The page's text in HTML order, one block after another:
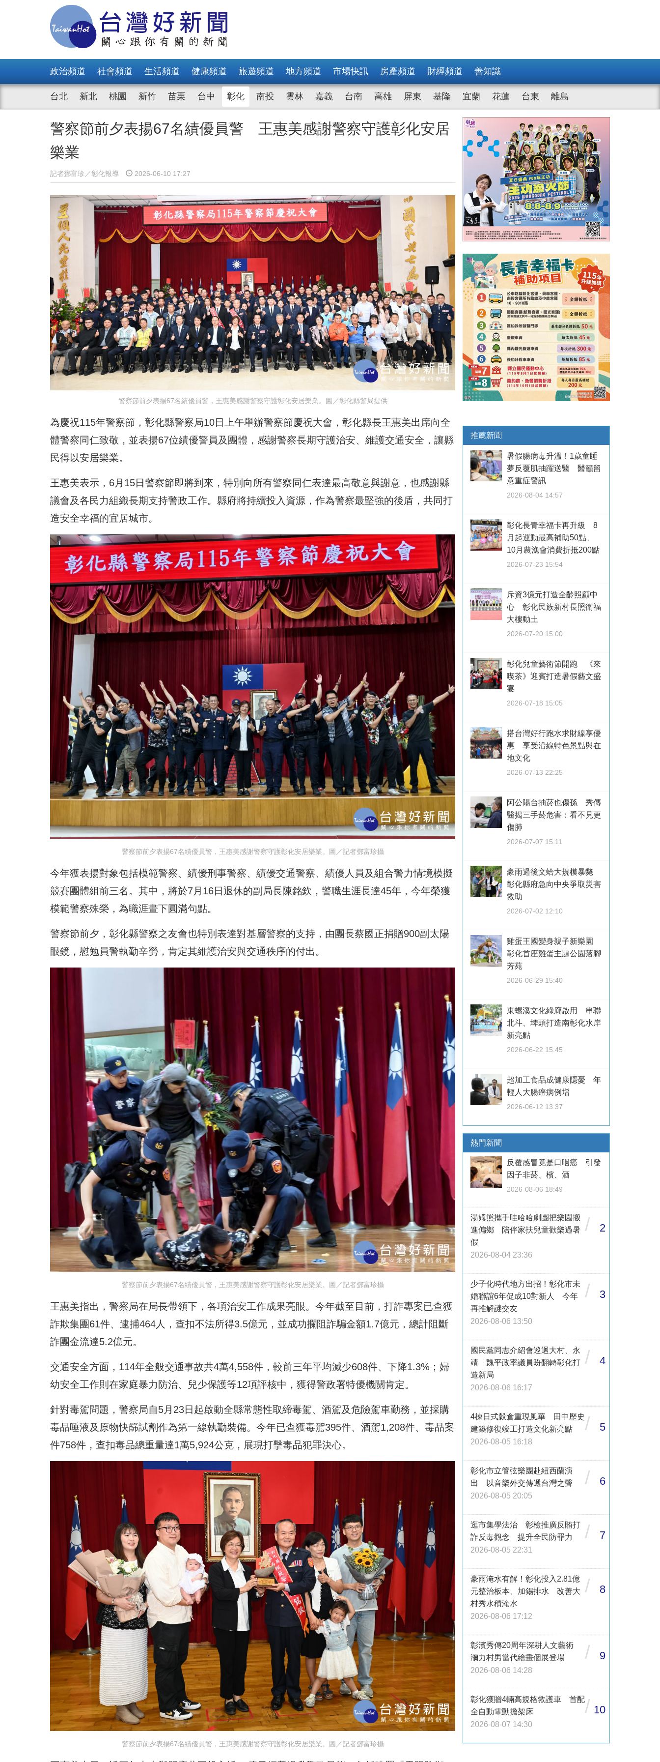
政治頻道 社會頻道 生活頻道 健康頻道 旅遊頻道 地方頻道 市場快訊 房產頻道 財經頻道 善知識
台北 新北 桃園 新竹 苗栗 台中 彰化 南投 雲林 嘉義 台南 高雄 屏東 基隆 宜蘭 花蓮 台東 離島
警察節前夕表揚67名績優員警 王惠美感謝警察守護彰化安居
樂業
記者鄧富珍／彰化報導 2026-06-10 17:27
警察節前夕表揚67名績優員警，王惠美感謝警察守護彰化安居樂業。圖／彰化縣警局提供
為慶祝115年警察節，彰化縣警察局10日上午舉辦警察節慶祝大會，彰化縣長王惠美出席向全
體警察同仁致敬，並表揚67位績優警員及團體，感謝警察長期守護治安、維護交通安全，讓縣
民得以安居樂業。
王惠美表示，6月15日警察節即將到來，特別向所有警察同仁表達最高敬意與謝意，也感謝縣
議會及各民力組織長期支持警政工作。縣府將持續投入資源，作為警察最堅強的後盾，共同打
造安全幸福的宜居城市。
警察節前夕表揚67名績優員警，王惠美感謝警察守護彰化安居樂業。圖／記者鄧富珍攝
今年獲表揚對象包括模範警察、績優刑事警察、績優交通警察、績優人員及組合警力情境模擬
競賽團體組前三名。其中，將於7月16日退休的副局長陳銘欽，警職生涯長達45年，今年榮獲
模範警察殊榮，為職涯畫下圓滿句點。
警察節前夕，彰化縣警察之友會也特別表達對基層警察的支持，由團長蔡國正捐贈900副太陽
眼鏡，慰勉員警執勤辛勞，肯定其維護治安與交通秩序的付出。
警察節前夕表揚67名績優員警，王惠美感謝警察守護彰化安居樂業。圖／記者鄧富珍攝
王惠美指出，警察局在局長帶領下，各項治安工作成果亮眼。今年截至目前，打詐專案已查獲
詐欺集團61件、逮捕464人，查扣不法所得3.5億元，並成功攔阻詐騙金額1.7億元，總計阻斷
詐團金流達5.2億元。
交通安全方面，114年全般交通事故共4萬4,558件，較前三年平均減少608件、下降1.3%；婦
幼安全工作則在家庭暴力防治、兒少保護等12項評核中，獲得警政署特優機關肯定。
針對毒駕問題，警察局自5月23日起啟動全縣常態性取締毒駕、酒駕及危險駕車勤務，並採購
毒品唾液及原物快篩試劑作為第一線執勤裝備。今年已查獲毒駕395件、酒駕1,208件、毒品案
件758件，查扣毒品總重量達1萬5,924公克，展現打擊毒品犯罪決心。
警察節前夕表揚67名績優員警，王惠美感謝警察守護彰化安居樂業。圖／記者鄧富珍攝
推薦新聞
暑假腸病毒升溫！1歲童睡
夢反覆肌抽躍送醫 醫籲留
意重症警訊
2026-08-04 14:57
彰化長青幸福卡再升級 8
月起運動最高補助50點、
10月農漁會消費折抵200點
2026-07-23 15:54
斥資3億元打造全齡照顧中
心 彰化民族新村長照衛福
大樓動土
2026-07-20 15:00
彰化兒童藝術節開跑 《來
喫茶》迎賓打造暑假藝文盛
宴
2026-07-18 15:05
搭台灣好行跑水求財線享優
惠 享受沿線特色景點與在
地文化
2026-07-13 22:25
阿公陽台抽菸也傷孫 秀傳
醫揭三手菸危害：看不見更
傷肺
2026-07-07 15:11
豪雨過後文蛤大規模暴斃
彰化縣府急向中央爭取災害
救助
2026-07-02 12:10
雞蛋王國變身親子新樂園
彰化首座雞蛋主題公園落腳
芳苑
2026-06-29 15:40
東螺溪文化綠廊啟用 串聯
北斗、埤頭打造南彰化水岸
新亮點
2026-06-22 15:45
超加工食品成健康隱憂 年
輕人大腸癌病例增
2026-06-12 13:37
熱門新聞
反覆感冒竟是口咽癌 引發
因子非菸、檳、酒
2026-08-06 18:49
湯姆熊攜手哇哈哈劇團把樂園搬
進偏鄉 陪伴家扶兒童歡樂過暑
假
2026-08-04 23:36
/ 2
少子化時代地方出招！彰化市未
婚聯誼6年促成10對新人 今年
再推解謎交友
2026-08-06 13:50
/ 3
國民黨同志介紹會巡迴大村、永
靖 魏平政率議員盼翻轉彰化打
造新局
2026-08-06 16:17
/ 4
4棟日式穀倉重現風華 田中歷史
建築修復竣工打造文化新亮點
2026-08-05 16:18
/ 5
彰化市立管弦樂團赴紐西蘭演
出 以音樂外交傳遞台灣之聲
2026-08-05 20:05
/ 6
逛市集學法治 彰檢推廣反賄打
詐反毒觀念 提升全民防罪力
2026-08-05 22:31
/ 7
豪雨淹水有解！彰化投入2.81億
元整治板本、加錫排水 改善大
村秀水積淹水
2026-08-06 17:12
/ 8
彰濱秀傳20周年深耕人文藝術
瀰力村男當代繪畫個展登場
2026-08-06 14:28
/ 9
彰化獲贈4輛高規格救護車 首配
全自動電動擔架床
2026-08-07 14:30
/ 10